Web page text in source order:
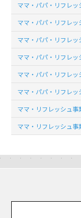
ママ・パパ・リフレッ
ママ・パパ・リフレッ
ママ・パパ・リフレッ
ママ・パパ・リフレッ
ママ・パパ・リフレッ
ママ・パパ・リフレッ
ママ・リフレッシュ事
ママ・リフレッシュ事